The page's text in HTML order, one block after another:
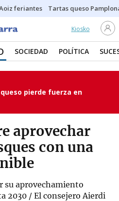
feriantes Tartas queso
Kiosko
SOCIEDAD POLÍTICA
pierde fuerza en
aprovechar
con una
su aprovechamiento
2030 / El consejero Aierdi